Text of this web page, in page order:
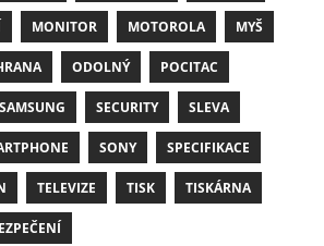
MONITOR MOTOROLA MYŠ
ODOLNÝ POCITAC
SAMSUNG SECURITY SLEVA
SONY SPECIFIKACE
TELEVIZE TISK TISKÁRNA